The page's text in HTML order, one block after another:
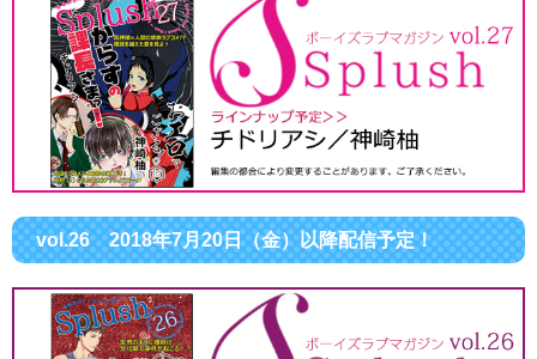
vol.26 2018年7月20日（金）以降配信予定！